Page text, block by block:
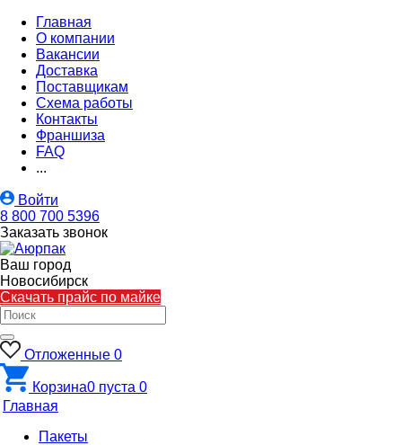
Главная
О компании
Вакансии
Доставка
Поставщикам
Схема работы
Контакты
Франшиза
FAQ
...
Войти
8 800 700 5396
Заказать звонок
Ваш город
Новосибирск
Скачать прайс по майке
Отложенные 0
Корзина0 пуста 0
Главная
Пакеты